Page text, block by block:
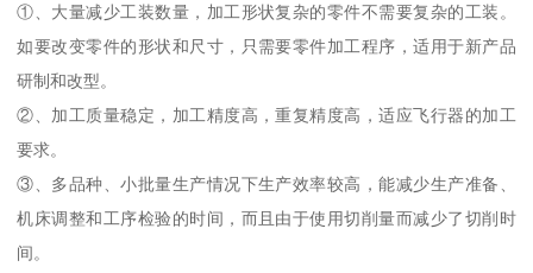
①、大量减少工装数量，加工形状复杂的零件不需要复杂的工装。
如要改变零件的形状和尺寸，只需要零件加工程序，适用于新产品
研制和改型。
②、加工质量稳定，加工精度高，重复精度高，适应飞行器的加工
要求。
③、多品种、小批量生产情况下生产效率较高，能减少生产准备、
机床调整和工序检验的时间，而且由于使用切削量而减少了切削时
间。